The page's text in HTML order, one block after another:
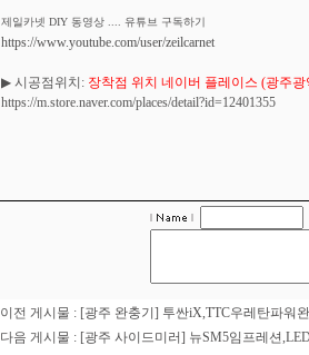
제일카넷 DIY 동영상 .... 유튜브 구독하기
https://www.youtube.com/user/zeilcarnet
▶ 시공점위치: 장착점 위치 네이버 플레이스 (광주
https://m.store.naver.com/places/detail?id=12401355
이전 게시물 : [광주 완충기] 투싼iX,TTC우레탄파워
다음 게시물 : [광주 사이드미러] 뉴SM5임프레션